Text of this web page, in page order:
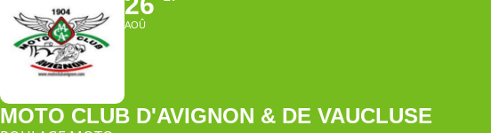
AOÛ
MOTO CLUB D'AVIGNON & DE VAUCLUSE